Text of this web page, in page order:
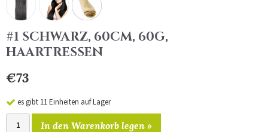
#1 SCHWARZ, 60CM, 60G,
HAARTRESSEN
€73
es gibt 11 Einheiten auf Lager
In den Warenkorb legen »